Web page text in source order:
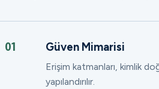
01 Güven Mimarisi
Erişim katmanları, kimlik
yapılandırılır.